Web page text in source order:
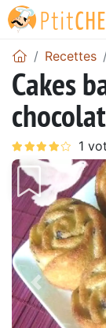
Recettes
Cakes
chocolat